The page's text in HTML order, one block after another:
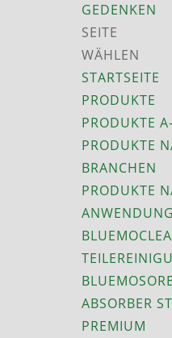
GEDENKEN
SEITE
WÄHLEN
STARTSEITE
PRODUKTE
PRODUKTE
PRODUKTE
BRANCHEN
PRODUKTE
ABSORBER
PREMIUM